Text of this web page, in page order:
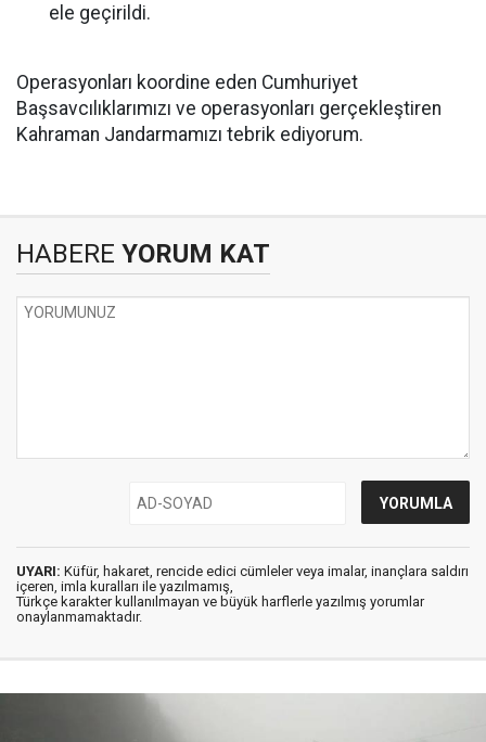
ele geçirildi.
Operasyonları koordine eden Cumhuriyet
Başsavcılıklarımızı ve operasyonları gerçekleştiren
Kahraman Jandarmamızı tebrik ediyorum.
HABERE YORUM KAT
UYARI: Küfür, hakaret, rencide edici cümleler veya imalar, inançlara saldırı
içeren, imla kuralları ile yazılmamış,
Türkçe karakter kullanılmayan ve büyük harflerle yazılmış yorumlar
onaylanmamaktadır.